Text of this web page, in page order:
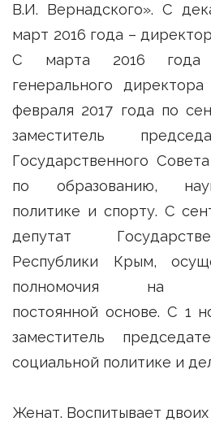
В.И. Вернадского». С
март 2016 года –
С марта 2016 года
генерального
февраля 2017 года по
заместитель
Государственного
по образованию,
политике и спорту. С
депутат
Республики Крым,
полномочия на
постоянной основе. С 1
заместитель
социальной политике и
Женат. Воспитывает